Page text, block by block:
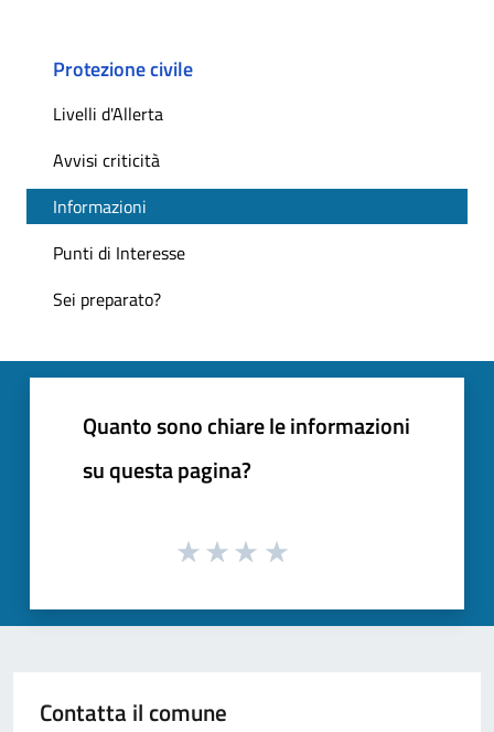
Protezione civile
Livelli d'Allerta
Avvisi criticità
Informazioni
Punti di Interesse
Sei preparato?
Quanto sono chiare le informazioni
su questa pagina?
Contatta il comune